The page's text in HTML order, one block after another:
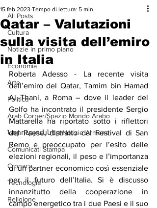
All Posts
Cultura
Notizie in primo piano
Economia
Arte
Politica
Arab Corner/Spazio Mondo Arabo
Նորություններ/Notizie Armene
Comunicati Stampa
Cronaca
Tecnologia
Religione
Qatar – Valutazioni
sulla visita dell’emiro
in Italia
15 feb 2023 Tempo di lettura: 5 min
Roberta Adesso - La recente visita
dell’emiro del Qatar, Tamim bin Hamad
Al Thani, a Roma – dove il leader del
Golfo ha incontrato il presidente Sergio
Mattarella ha riportato sotto i riflettori
del Paese, distratto dal Festival di San
Remo e preoccupato per l’esito delle
elezioni regionali, il peso e l’importanza
di un partner economico così essenziale
per il futuro dell’Italia. Si è discusso
innanzitutto della cooperazione in
campo energetico tra i due Paesi e il suo